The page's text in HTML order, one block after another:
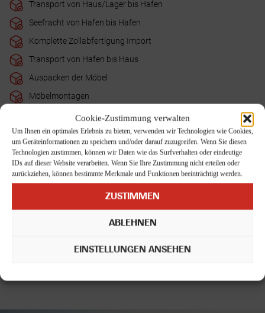
Cookie-Zustimmung verwalten
Um Ihnen ein optimales Erlebnis zu bieten, verwenden wir Technologien wie Cookies,
um Geräteinformationen zu speichern und/oder darauf zuzugreifen. Wenn Sie diesen
Technologien zustimmen, können wir Daten wie das Surfverhalten oder eindeutige
IDs auf dieser Website verarbeiten. Wenn Sie Ihre Zustimmung nicht erteilen oder
zurückziehen, können bestimmte Merkmale und Funktionen beeinträchtigt werden.
ZUSTIMMEN
ABLEHNEN
EINSTELLUNGEN ANSEHEN
Transport von Haus/Lager bis Hafen
Seefracht von Hafen bis Hafen
Komplette Zollabfertigung Import
Transport von Hafen bis Haus
Auspacken der Möbel
Möbelmontagen
Entsorgen der Verpackungsmittel am Tag der Entladung
Auspackarbeiten der Kartons auf Wunsch - wird gesondert
nach Aufwand abgerechnet
Terminalabfertigungsgebühren am Zielort
Rückführung des leeren Containers zum Hafen/Terminal
nach China an. Ergänzend stehen zusätzliche Serviceleistungen je